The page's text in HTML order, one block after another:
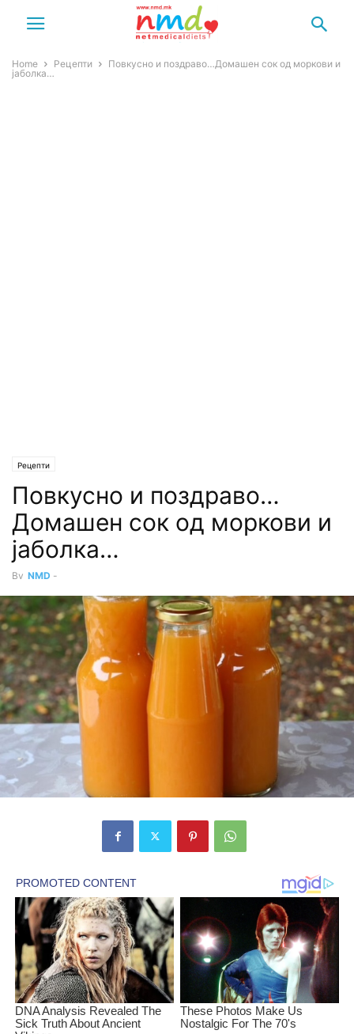
Home Рецепти
Повкусно и поздраво…Домашен сок од моркови и
јаболка…
Рецепти
Повкусно и поздраво…
Домашен сок од моркови и
јаболка…
By NMD -